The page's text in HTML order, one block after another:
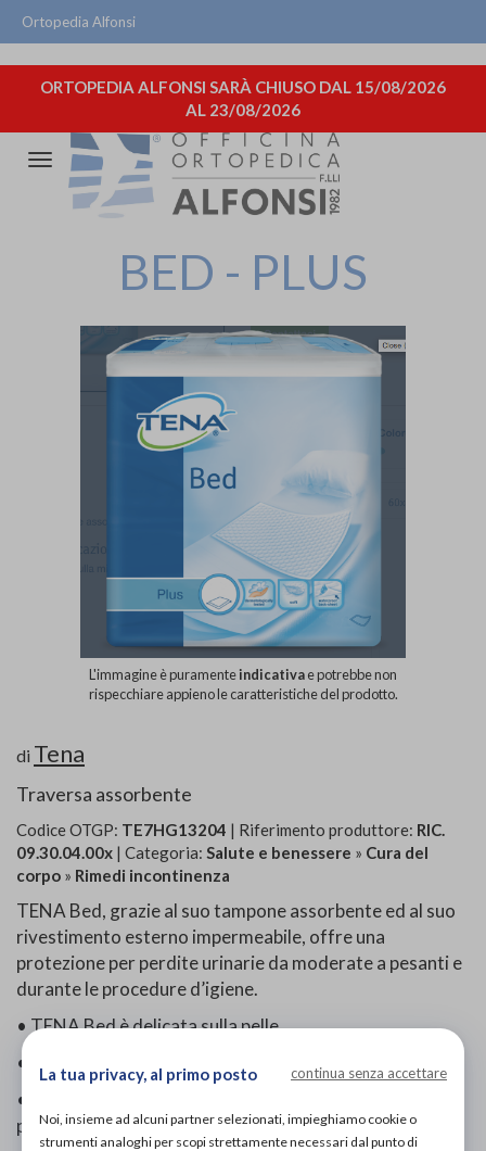
Ortopedia Alfonsi
ORTOPEDIA ALFONSI SARÀ CHIUSO DAL 15/08/2026
AL 23/08/2026
Attiva/disattiva
navigazione
BED - PLUS
L'immagine è puramenteindicativae potrebbe non
rispecchiare appieno le caratteristiche del prodotto.
di Tena
Traversa assorbente
Codice OTGP: TE7HG13204 | Riferimento produttore: RIC.
09.30.04.00x | Categoria: Salute e benessere » Cura del
corpo » Rimedi incontinenza
TENA Bed, grazie al suo tampone assorbente ed al suo
rivestimento esterno impermeabile, offre una
protezione per perdite urinarie da moderate a pesanti e
durante le procedure d’igiene.
• TENA Bed è delicata sulla pelle.
• Offre elevato comfort all’utilizzatore.
• Consente una facile e veloce identificazione del
prodotto.
La tua privacy, al primo posto continua senza accettare
Noi, insieme ad alcuni partner selezionati, impieghiamo cookie o
strumenti analoghi per scopi strettamente necessari dal punto di